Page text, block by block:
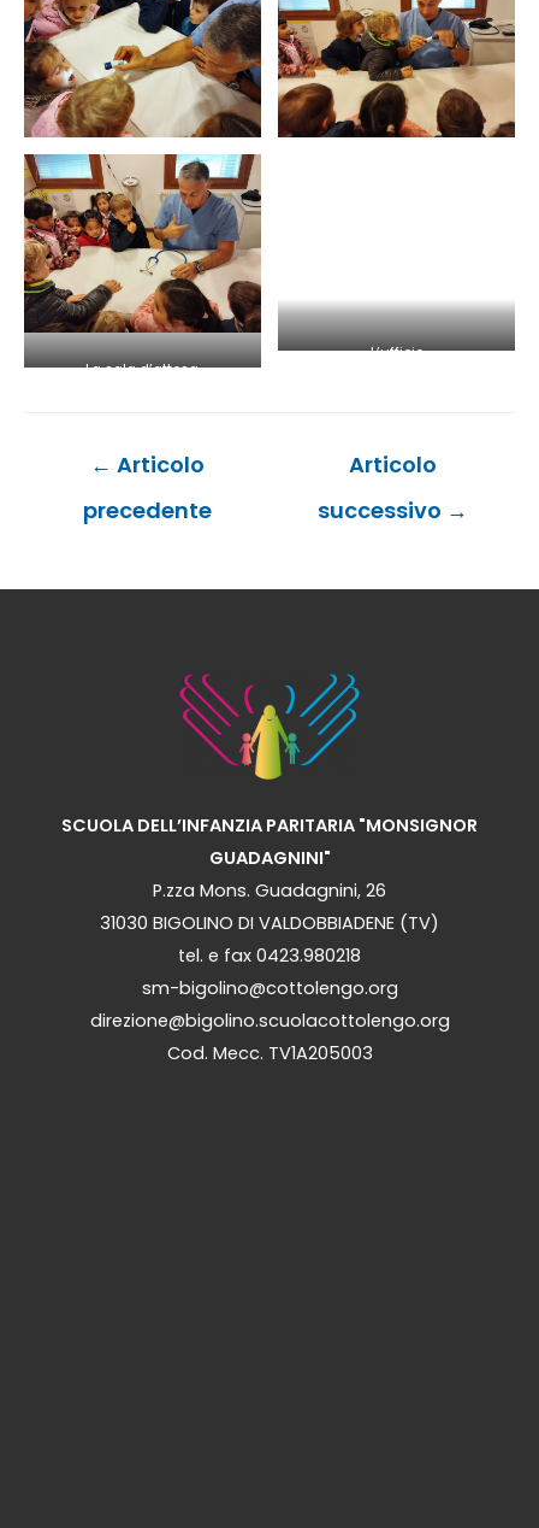
L’ufficio
La sala d’attesa
Navigazione
← Articolo
precedente
Articolo
successivo →
SCUOLA DELL’INFANZIA PARITARIA "MONSIGNOR
GUADAGNINI"
P.zza Mons. Guadagnini, 26
31030 BIGOLINO DI VALDOBBIADENE (TV)
tel. e fax 0423.980218
sm-bigolino@cottolengo.org
direzione@bigolino.scuolacottolengo.org
Cod. Mecc. TV1A205003